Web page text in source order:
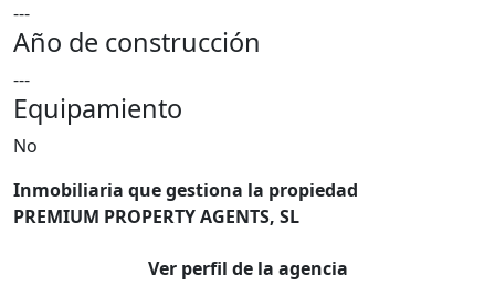
---
Año de construcción
---
Equipamiento
No
Inmobiliaria que gestiona la propiedad
PREMIUM PROPERTY AGENTS, SL
Ver perfil de la agencia